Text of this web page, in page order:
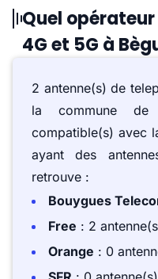
Quel
4G et 5G à
2 antenne(s) de
la commune
compatible(s) avec
ayant des
retrouve :
Bouygues
Free : 2
Orange : 0